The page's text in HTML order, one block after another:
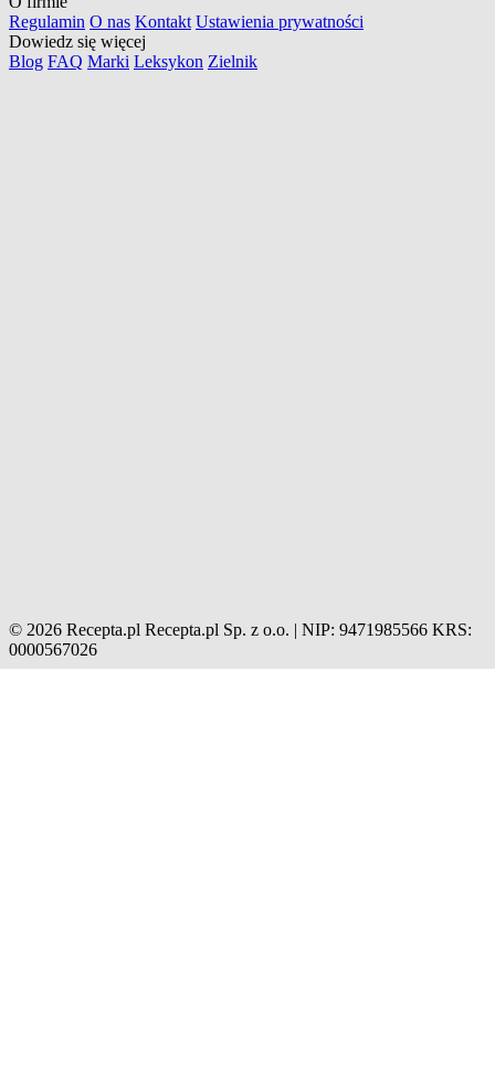
Regulamin O nas Kontakt Ustawienia prywatności
Dowiedz się więcej
Blog FAQ Marki Leksykon Zielnik
© 2026 Recepta.pl Recepta.pl Sp. z o.o. | NIP: 9471985566 KRS:
0000567026